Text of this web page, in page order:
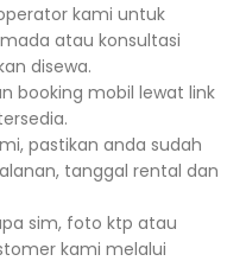
kami untuk
atau konsultasi
disewa.
booking mobil lewat link
pastikan anda sudah
tanggal rental dan
sim, foto ktp atau
kami melalui